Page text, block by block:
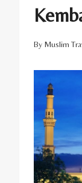
By Muslim